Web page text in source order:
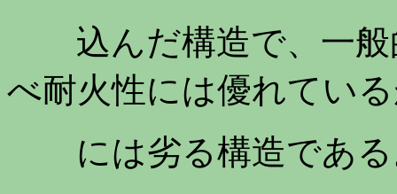
込んだ構造で、一般
べ耐火性には優れてい
には劣る構造である